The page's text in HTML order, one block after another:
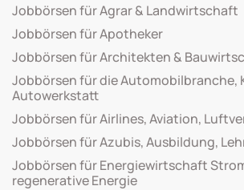
Jobbörsen für Agrar & Landwirtschaft
Jobbörsen für Apotheker
Jobbörsen für Architekten &
Jobbörsen für die Automobilbranche,
Autowerkstatt
Jobbörsen für Airlines, Aviation,
Jobbörsen für Azubis, Ausbildung,
Jobbörsen für Energiewirtschaft
regenerative Energie